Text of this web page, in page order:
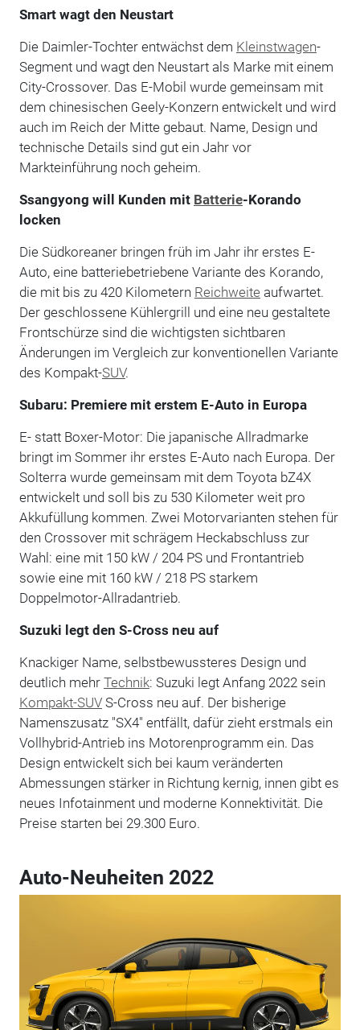
Smart wagt den Neustart
Die Daimler-Tochter entwächst dem Kleinstwagen-
Segment und wagt den Neustart als Marke mit einem
City-Crossover. Das E-Mobil wurde gemeinsam mit
dem chinesischen Geely-Konzern entwickelt und wird
auch im Reich der Mitte gebaut. Name, Design und
technische Details sind gut ein Jahr vor
Markteinführung noch geheim.
Ssangyong will Kunden mit Batterie-Korando
locken
Die Südkoreaner bringen früh im Jahr ihr erstes E-
Auto, eine batteriebetriebene Variante des Korando,
die mit bis zu 420 Kilometern Reichweite aufwartet.
Der geschlossene Kühlergrill und eine neu gestaltete
Frontschürze sind die wichtigsten sichtbaren
Änderungen im Vergleich zur konventionellen Variante
des Kompakt-SUV.
Subaru: Premiere mit erstem E-Auto in Europa
E- statt Boxer-Motor: Die japanische Allradmarke
bringt im Sommer ihr erstes E-Auto nach Europa. Der
Solterra wurde gemeinsam mit dem Toyota bZ4X
entwickelt und soll bis zu 530 Kilometer weit pro
Akkufüllung kommen. Zwei Motorvarianten stehen für
den Crossover mit schrägem Heckabschluss zur
Wahl: eine mit 150 kW / 204 PS und Frontantrieb
sowie eine mit 160 kW / 218 PS starkem
Doppelmotor-Allradantrieb.
Suzuki legt den S-Cross neu auf
Knackiger Name, selbstbewussteres Design und
deutlich mehr Technik: Suzuki legt Anfang 2022 sein
Kompakt-SUVS-Cross neu auf. Der bisherige
Namenszusatz "SX4" entfällt, dafür zieht erstmals ein
Vollhybrid-Antrieb ins Motorenprogramm ein. Das
Design entwickelt sich bei kaum veränderten
Abmessungen stärker in Richtung kernig, innen gibt es
neues Infotainment und moderne Konnektivität. Die
Preise starten bei 29.300 Euro.
Auto-Neuheiten 2022